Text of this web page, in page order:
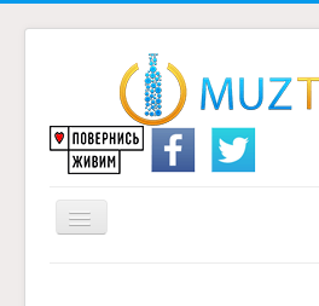
Перемикач
навігації